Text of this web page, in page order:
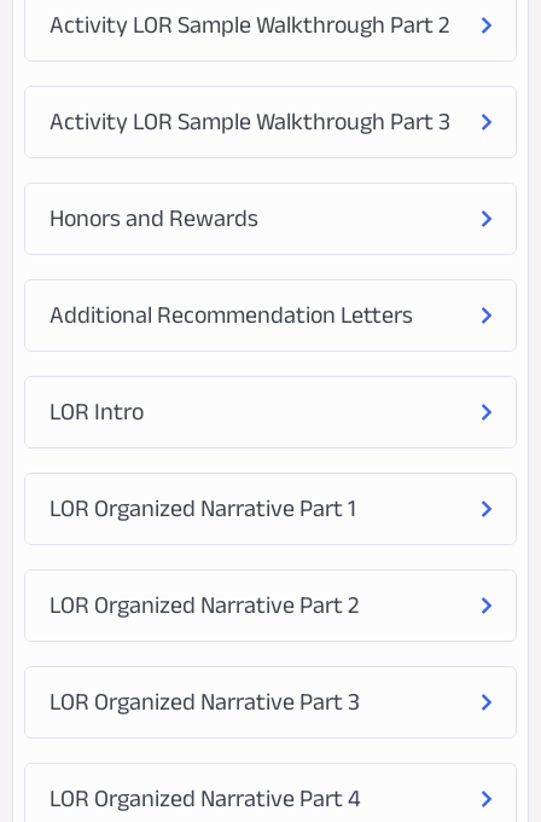
Activity LOR Sample Walkthrough Part 2
Activity LOR Sample Walkthrough Part 3
Honors and Rewards
Additional Recommendation Letters
LOR Intro
LOR Organized Narrative Part 1
LOR Organized Narrative Part 2
LOR Organized Narrative Part 3
LOR Organized Narrative Part 4